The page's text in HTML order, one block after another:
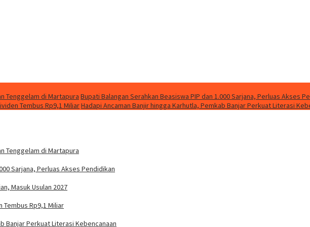
Tenggelam di Martapura Bupati Balangan Serahkan Beasiswa PIP dan 1.000 Sarjana, Perluas Akses
Tembus Rp9,1 MiliarHadapi Ancaman Banjir hingga Karhutla, Pemkab Banjar Perkuat Literasi
Tenggelam di Martapura
Sarjana, Perluas Akses Pendidikan
Masuk Usulan 2027
Tembus Rp9,1 Miliar
Banjar Perkuat Literasi Kebencanaan